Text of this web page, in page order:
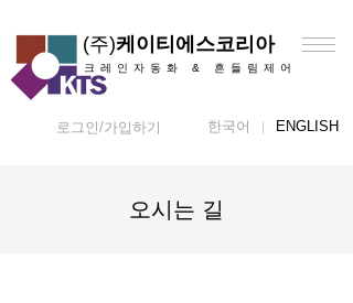
로그인/가입하기
(주)케이티에스코리아
크레인자동화 & 흔들림제어
한국어 ENGLISH
오시는 길